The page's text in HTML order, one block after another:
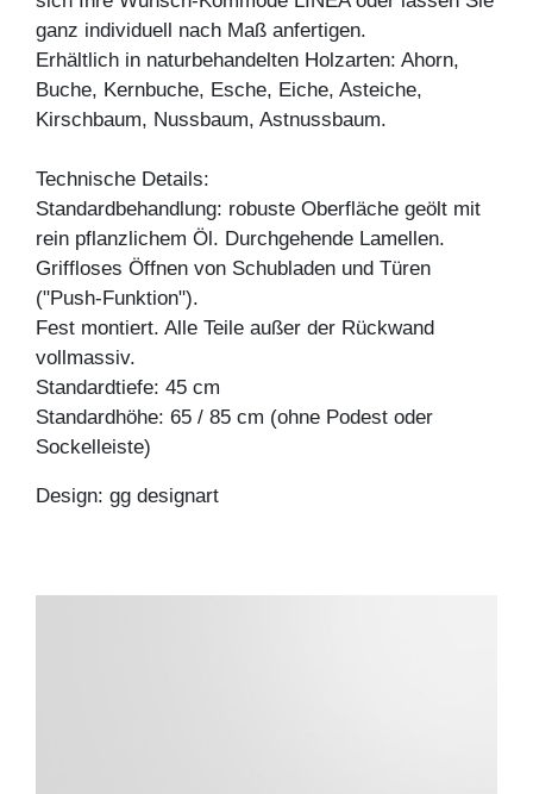
ganz individuell nach Maß anfertigen.
Erhältlich in naturbehandelten Holzarten: Ahorn,
Buche, Kernbuche, Esche, Eiche, Asteiche,
Kirschbaum, Nussbaum, Astnussbaum.
Technische Details:
Standardbehandlung: robuste Oberfläche geölt mit
rein pflanzlichem Öl. Durchgehende Lamellen.
Griffloses Öffnen von Schubladen und Türen
("Push-Funktion").
Fest montiert. Alle Teile außer der Rückwand
vollmassiv.
Standardtiefe: 45 cm
Standardhöhe: 65 / 85 cm (ohne Podest oder
Sockelleiste)
Design: gg designart